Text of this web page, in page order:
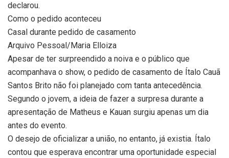
declarou.
Como o pedido aconteceu
Casal durante pedido de casamento
Arquivo Pessoal/Maria Elloiza
Apesar de ter surpreendido a noiva e o público que
acompanhava o show, o pedido de casamento de Ítalo Cauã
Santos Brito não foi planejado com tanta antecedência.
Segundo o jovem, a ideia de fazer a surpresa durante a
apresentação de Matheus e Kauan surgiu apenas um dia
antes do evento.
O desejo de oficializar a união, no entanto, já existia. Ítalo
contou que esperava encontrar uma oportunidade especial